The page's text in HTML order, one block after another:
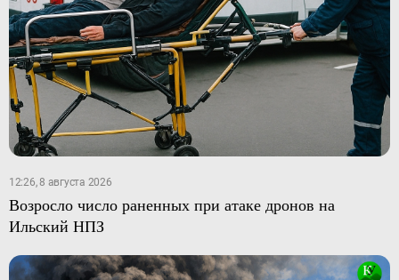
12:26, 8 августа 2026
Возросло число раненных при атаке дронов на
Ильский НПЗ